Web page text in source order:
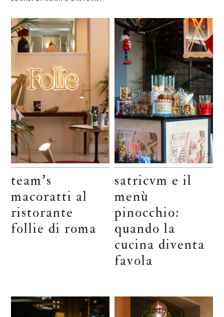
team’s
macoratti al
ristorante
follie di roma
satricvm e il
menù
pinocchio:
quando la
cucina diventa
favola